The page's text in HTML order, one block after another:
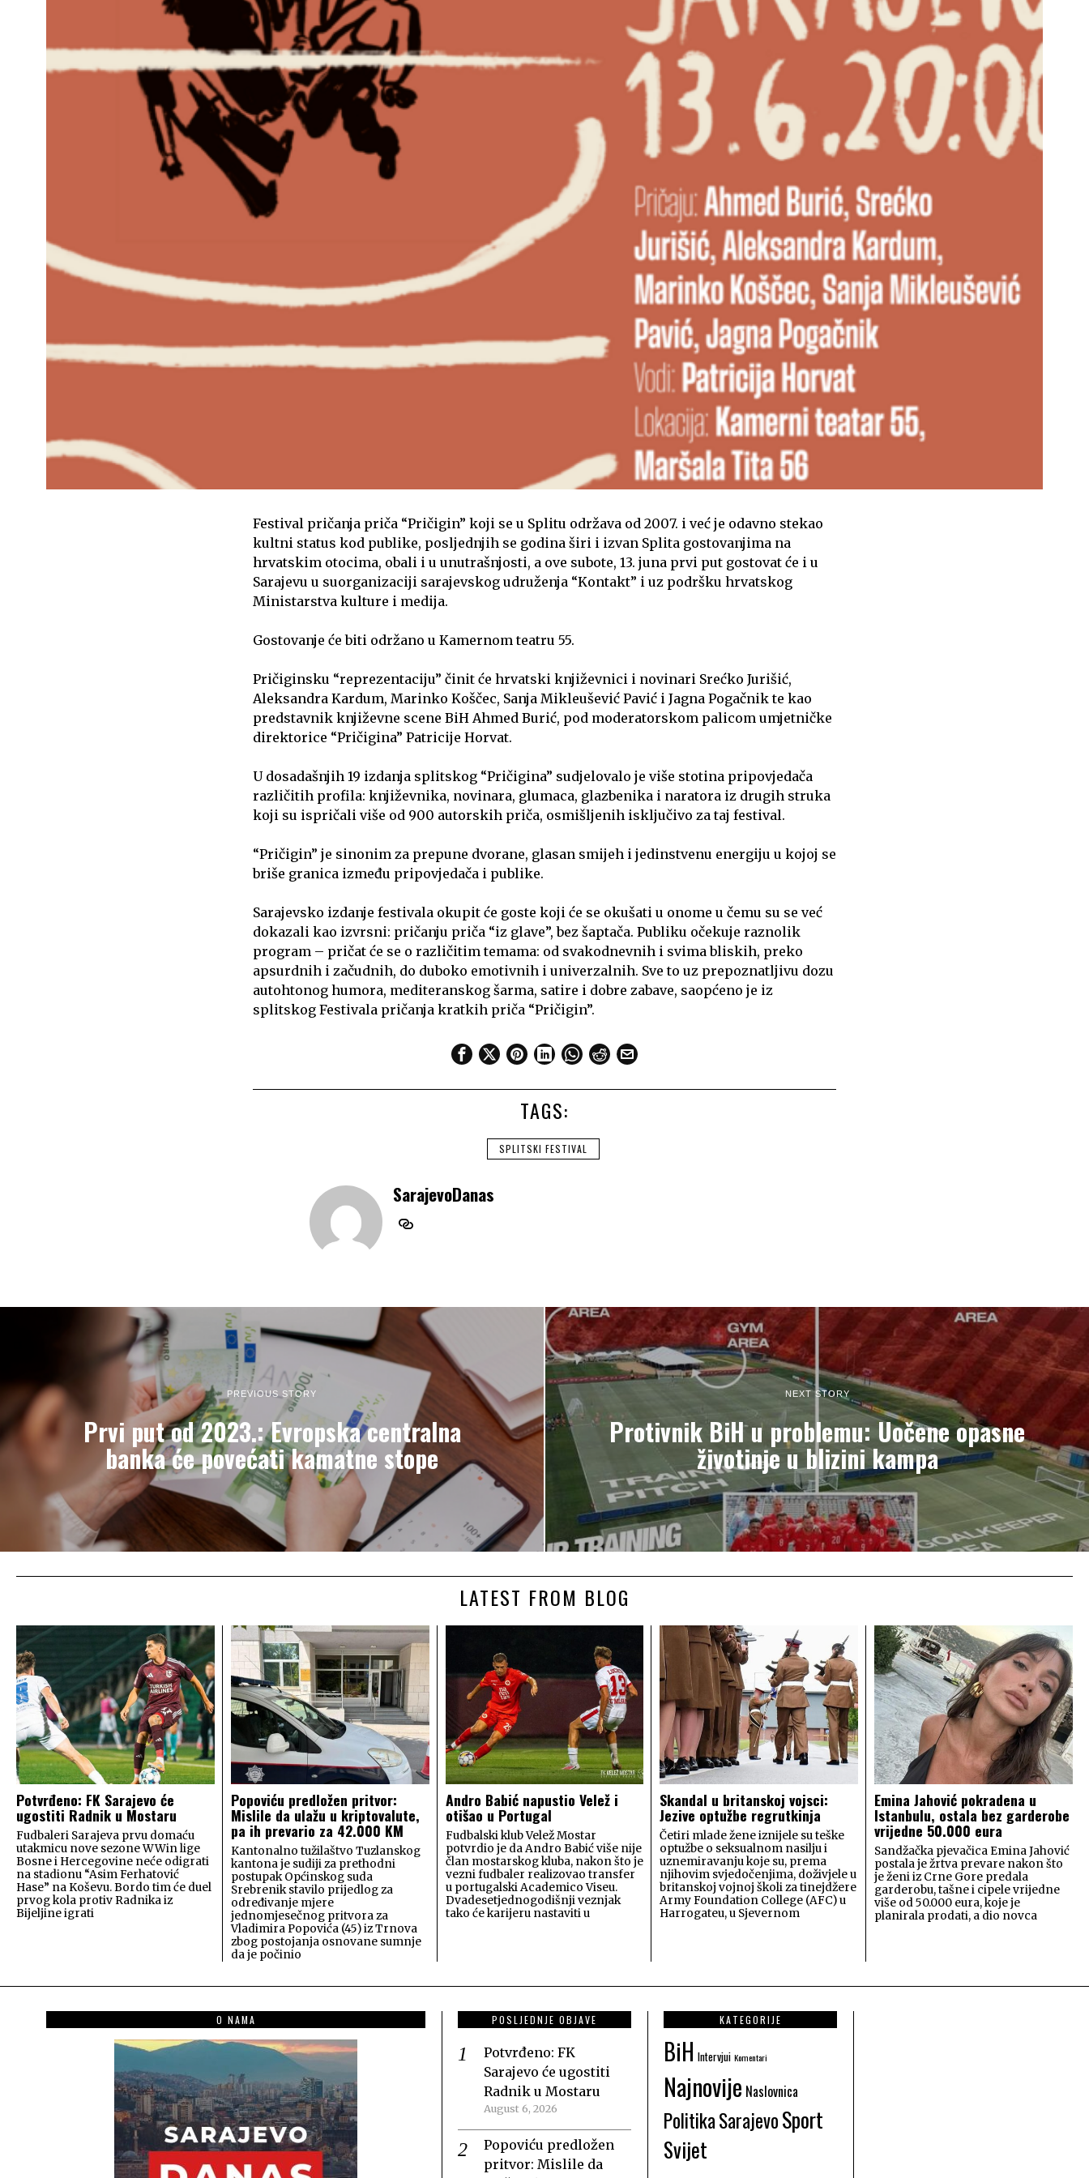
Festival pričanja priča “Pričigin” koji se u Splitu održava od 2007. i već je odavno stekao
kultni status kod publike, posljednjih se godina širi i izvan Splita gostovanjima na
hrvatskim otocima, obali i u unutrašnjosti, a ove subote, 13. juna prvi put gostovat će i u
Sarajevu u suorganizaciji sarajevskog udruženja “Kontakt” i uz podršku hrvatskog
Ministarstva kulture i medija.
Gostovanje će biti održano u Kamernom teatru 55.
Pričiginsku “reprezentaciju” činit će hrvatski književnici i novinari Srećko Jurišić,
Aleksandra Kardum, Marinko Koščec, Sanja Mikleušević Pavić i Jagna Pogačnik te kao
predstavnik književne scene BiH Ahmed Burić, pod moderatorskom palicom umjetničke
direktorice “Pričigina” Patricije Horvat.
U dosadašnjih 19 izdanja splitskog “Pričigina” sudjelovalo je više stotina pripovjedača
različitih profila: književnika, novinara, glumaca, glazbenika i naratora iz drugih struka
koji su ispričali više od 900 autorskih priča, osmišljenih isključivo za taj festival.
“Pričigin” je sinonim za prepune dvorane, glasan smijeh i jedinstvenu energiju u kojoj se
briše granica između pripovjedača i publike.
Sarajevsko izdanje festivala okupit će goste koji će se okušati u onome u čemu su se već
dokazali kao izvrsni: pričanju priča “iz glave”, bez šaptača. Publiku očekuje raznolik
program – pričat će se o različitim temama: od svakodnevnih i svima bliskih, preko
apsurdnih i začudnih, do duboko emotivnih i univerzalnih. Sve to uz prepoznatljivu dozu
autohtonog humora, mediteranskog šarma, satire i dobre zabave, saopćeno je iz
splitskog Festivala pričanja kratkih priča “Pričigin”.
TAGS:
SPLITSKI FESTIVAL
SarajevoDanas
PREVIOUS STORY
Prvi put od 2023.: Evropska centralna
banka će povećati kamatne stope
NEXT STORY
Protivnik BiH u problemu: Uočene opasne
životinje u blizini kampa
LATEST FROM BLOG
Potvrđeno: FK Sarajevo će
ugostiti Radnik u Mostaru
Fudbaleri Sarajeva prvu domaću
utakmicu nove sezone WWin lige
Bosne i Hercegovine neće odigrati
na stadionu “Asim Ferhatović
Hase” na Koševu. Bordo tim će duel
prvog kola protiv Radnika iz
Bijeljine igrati
Popoviću predložen pritvor:
Mislile da ulažu u kriptovalute,
pa ih prevario za 42.000 KM
Kantonalno tužilaštvo Tuzlanskog
kantona je sudiji za prethodni
postupak Općinskog suda
Srebrenik stavilo prijedlog za
određivanje mjere
jednomjesečnog pritvora za
Vladimira Popovića (45) iz Trnova
zbog postojanja osnovane sumnje
da je počinio
Andro Babić napustio Velež i
otišao u Portugal
Fudbalski klub Velež Mostar
potvrdio je da Andro Babić više nije
član mostarskog kluba, nakon što je
vezni fudbaler realizovao transfer
u portugalski Academico Viseu.
Dvadesetjednogodišnji veznjak
tako će karijeru nastaviti u
Skandal u britanskoj vojsci:
Jezive optužbe regrutkinja
Četiri mlade žene iznijele su teške
optužbe o seksualnom nasilju i
uznemiravanju koje su, prema
njihovim svjedočenjima, doživjele u
britanskoj vojnoj školi za tinejdžere
Army Foundation College (AFC) u
Harrogateu, u Sjevernom
Emina Jahović pokradena u
Istanbulu, ostala bez garderobe
vrijedne 50.000 eura
Sandžačka pjevačica Emina Jahović
postala je žrtva prevare nakon što
je ženi iz Crne Gore predala
garderobu, tašne i cipele vrijedne
više od 50.000 eura, koje je
planirala prodati, a dio novca
O NAMA POSLJEDNJE OBJAVE
Potvrđeno: FK
Sarajevo će ugostiti
Radnik u Mostaru
August 6, 2026
Popoviću predložen
pritvor: Mislile da
KATEGORIJE
BiH Intervjui Komentari
Najnovije Naslovnica
PolitikaSarajevoSport
Svijet